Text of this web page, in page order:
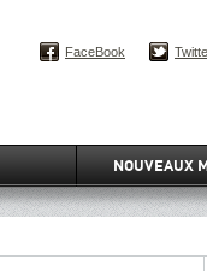
NOUVEAUX
FaceBook